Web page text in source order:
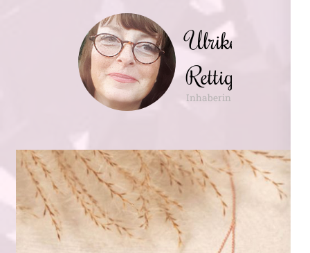
Ulrike
Rettig
Inhaberin